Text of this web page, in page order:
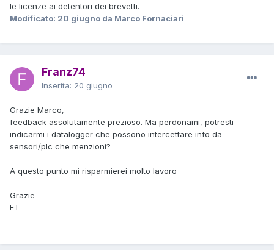
le licenze ai detentori dei brevetti.
Modificato: 20 giugno da Marco Fornaciari
Franz74
Inserita: 20 giugno
Grazie Marco,
feedback assolutamente prezioso. Ma perdonami, potresti
indicarmi i datalogger che possono intercettare info da
sensori/plc che menzioni?
A questo punto mi risparmierei molto lavoro
Grazie
FT